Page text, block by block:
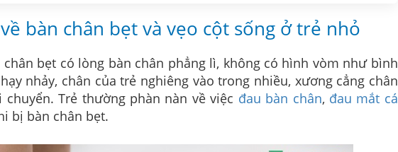
bàn chân bẹt và vẹo cột sống ở trẻ nhỏ
bẹt có lòng bàn chân phẳng lì, không có hình vòm như bình
nhảy, chân của trẻ nghiêng vào trong nhiều, xương cẳng chân
Trẻ thường phàn nàn về việc đau bàn chân, đau mắt cá
bị bàn chân bẹt.